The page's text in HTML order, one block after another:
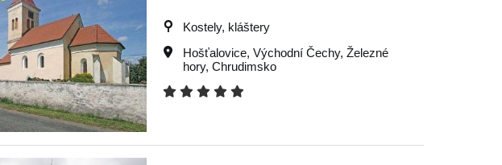
Kostely, kláštery
Hošťalovice, Východní Čechy, Železné
hory, Chrudimsko